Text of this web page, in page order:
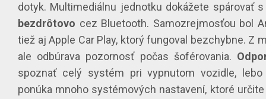
dotyk. Multimediálnu jednotku dokážete spárovať
bezdrôtovo cez Bluetooth. Samozrejmosťou bol
tiež aj Apple Car Play, ktorý fungoval bezchybne. Z
ale odbúrava pozornosť počas šoférovania.
spoznať celý systém pri vypnutom vozidle, lebo
ponúka mnoho systémových nastavení, ktoré